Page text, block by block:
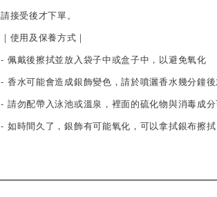
請接受後才下單。
｜使用及保養方式｜
- 佩戴後擦拭並放入袋子中或盒子中，以避免氧化
- 香水可能會造成銀飾變色，請於噴灑香水幾分鐘
- 請勿配帶入泳池或溫泉，裡面的硫化物與消毒成
- 如時間久了，銀飾有可能氧化，可以拿拭銀布擦